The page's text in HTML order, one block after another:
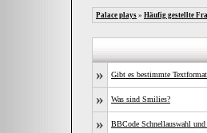
Palace plays » Häufig gestellte
»
Gibt es bestimmte
» Was sind Smilies?
» BBCode Schnellauswahl